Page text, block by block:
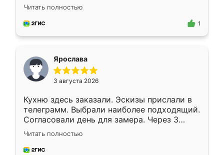
короткие сроки изготовления. Приехавший
для замера сотрудник Владислав
предложил по моему эскизу самый
Читать полностью
1
Ярослава
3 августа 2026
Кухню здесь заказали. Эскизы прислали в
телеграмм. Выбрали наиболее подходящий.
Согласовали день для замера. Через 3
недели кухня была уже готова. Остались
довольны работой. Спасибо Ренессанс
мебель за качественную работу!
Читать полностью